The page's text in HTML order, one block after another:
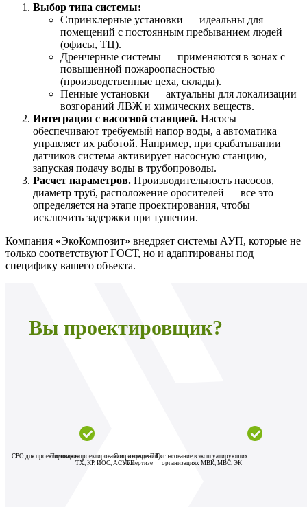
Выбор типа системы:
Спринклерные установки — идеальны для
помещений с постоянным пребыванием людей
(офисы, ТЦ).
Дренчерные системы — применяются в зонах с
повышенной пожароопасностью
(производственные цеха, склады).
Пенные установки — актуальны для локализации
возгораний ЛВЖ и химических веществ.
Интеграция с насосной станцией. Насосы
обеспечивают требуемый напор воды, а автоматика
управляет их работой. Например, при срабатывании
датчиков система активирует насосную станцию,
запуская подачу воды в трубопроводы.
Расчет параметров. Производительность насосов,
диаметр труб, расположение оросителей — все это
определяется на этапе проектирования, чтобы
исключить задержки при тушении.
Компания «ЭкоКомпозит» внедряет системы АУП, которые не
только соответствуют ГОСТ, но и адаптированы под
специфику вашего объекта.
Вы проектировщик?
СРО для проектированияПомощь в проектировании разделов ПЗ,
ТХ, КР, ИОС, АСУТП
Сопровождение в
экспертизе
Согласование в эксплуатирующих
организациях МВК, МВС, ЭК